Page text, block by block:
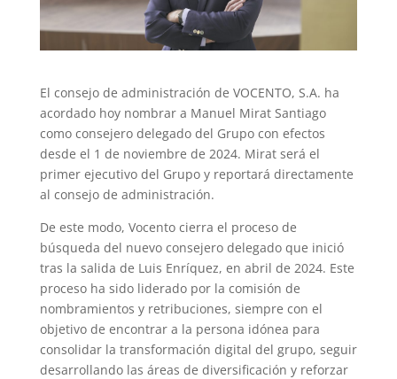
El consejo de administración de VOCENTO, S.A. ha
acordado hoy nombrar a Manuel Mirat Santiago
como consejero delegado del Grupo con efectos
desde el 1 de noviembre de 2024. Mirat será el
primer ejecutivo del Grupo y reportará directamente
al consejo de administración.
De este modo, Vocento cierra el proceso de
búsqueda del nuevo consejero delegado que inició
tras la salida de Luis Enríquez, en abril de 2024. Este
proceso ha sido liderado por la comisión de
nombramientos y retribuciones, siempre con el
objetivo de encontrar a la persona idónea para
consolidar la transformación digital del grupo, seguir
desarrollando las áreas de diversificación y reforzar